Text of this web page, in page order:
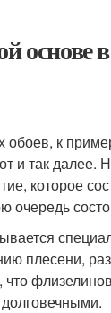
основе
обоев, к
и так далее.
которое
очередь
плесени,
что